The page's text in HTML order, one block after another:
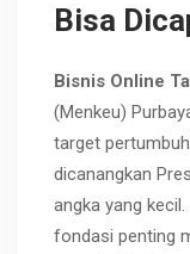
Bisa
Bisnis Online
(Menkeu)
target
dicanangkan
angka yang
fondasi penting